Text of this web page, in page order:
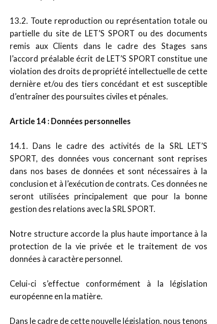
13.2. Toute reproduction ou représentation totale ou
partielle du site de LET’S SPORT ou des documents
remis aux Clients dans le cadre des Stages sans
l’accord préalable écrit de LET’S SPORT constitue une
violation des droits de propriété intellectuelle de cette
dernière et/ou des tiers concédant et est susceptible
d’entraîner des poursuites civiles et pénales.
Article 14 : Données personnelles
14.1. Dans le cadre des activités de la SRL LET’S
SPORT, des données vous concernant sont reprises
dans nos bases de données et sont nécessaires à la
conclusion et à l’exécution de contrats. Ces données ne
seront utilisées principalement que pour la bonne
gestion des relations avec la SRL SPORT.
Notre structure accorde la plus haute importance à la
protection de la vie privée et le traitement de vos
données à caractère personnel.
Celui-ci s’effectue conformément à la législation
européenne en la matière.
Dans le cadre de cette nouvelle législation, nous tenons